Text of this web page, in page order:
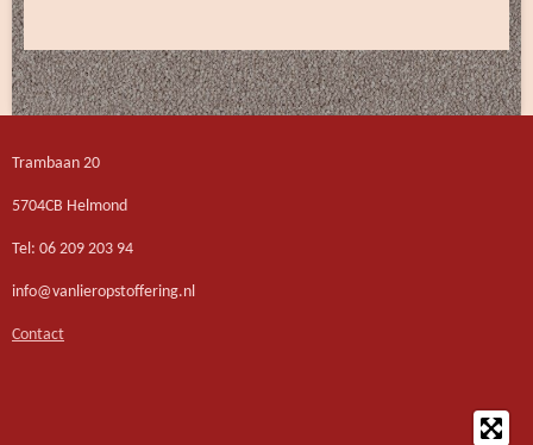
Trambaan 20
5704CB Helmond
Tel: 06 209 203 94
info@vanlieropstoffering.nl
Contact